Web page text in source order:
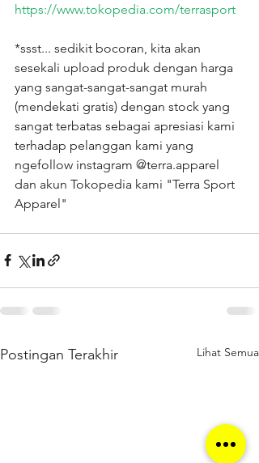
https://www.tokopedia.com/terrasport
*ssst... sedikit bocoran, kita akan
sesekali upload produk dengan harga
yang sangat-sangat-sangat murah
(mendekati gratis) dengan stock yang
sangat terbatas sebagai apresiasi kami
terhadap pelanggan kami yang
ngefollow instagram @terra.apparel
dan akun Tokopedia kami "Terra Sport
Apparel"
Postingan Terakhir Lihat Semua